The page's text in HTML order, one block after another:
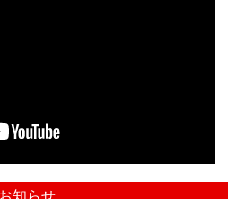
お知らせ